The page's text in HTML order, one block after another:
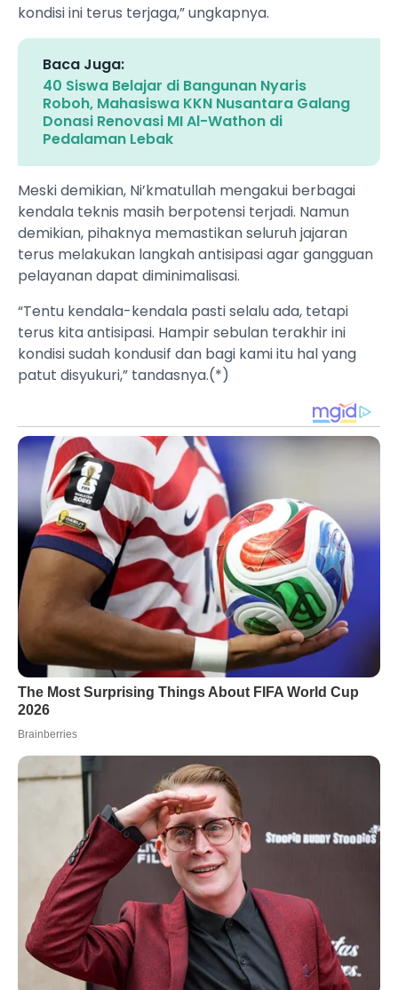
kondisi ini terus terjaga,” ungkapnya.
Baca Juga:
40 Siswa Belajar di Bangunan Nyaris
Roboh, Mahasiswa KKN Nusantara Galang
Donasi Renovasi MI Al-Wathon di
Pedalaman Lebak
Meski demikian, Ni’kmatullah mengakui berbagai
kendala teknis masih berpotensi terjadi. Namun
demikian, pihaknya memastikan seluruh jajaran
terus melakukan langkah antisipasi agar gangguan
pelayanan dapat diminimalisasi.
“Tentu kendala-kendala pasti selalu ada, tetapi
terus kita antisipasi. Hampir sebulan terakhir ini
kondisi sudah kondusif dan bagi kami itu hal yang
patut disyukuri,” tandasnya.(*)